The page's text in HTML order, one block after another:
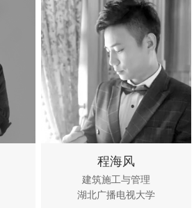
程海风
建筑施工与管理
湖北广播电视大学